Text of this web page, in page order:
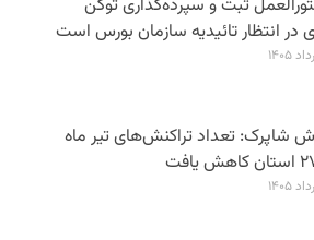
ثبت و سپرده‌گذاری توکن
در انتظار تائیدیه سازمان بورس است
شاپرک: تعداد تراکنش‌های تیر ماه